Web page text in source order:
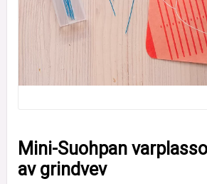
Mini-Suohpan
av grindvev